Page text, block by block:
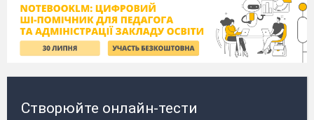
Створюйте онлайн-тести